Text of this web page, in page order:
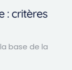
: critères
base de la